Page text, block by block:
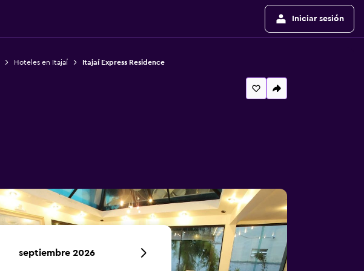
Iniciar sesión
Hoteles en Itajaí Itajaí Express Residence
septiembre 2026